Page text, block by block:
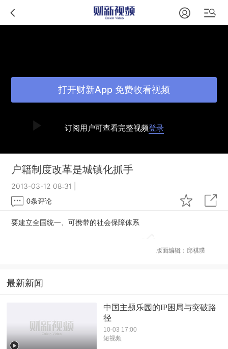
订阅用户可查看完整视频登录
打开财新App 免费收看视频
户籍制度改革是城镇化抓手
2013-03-12 08:31
0条评论
要建立全国统一、可携带的社会保障体系
版面编辑：邱祺璞
最新新闻
中国主题乐园的IP困局与突破路
径
10-03 17:00
短视频